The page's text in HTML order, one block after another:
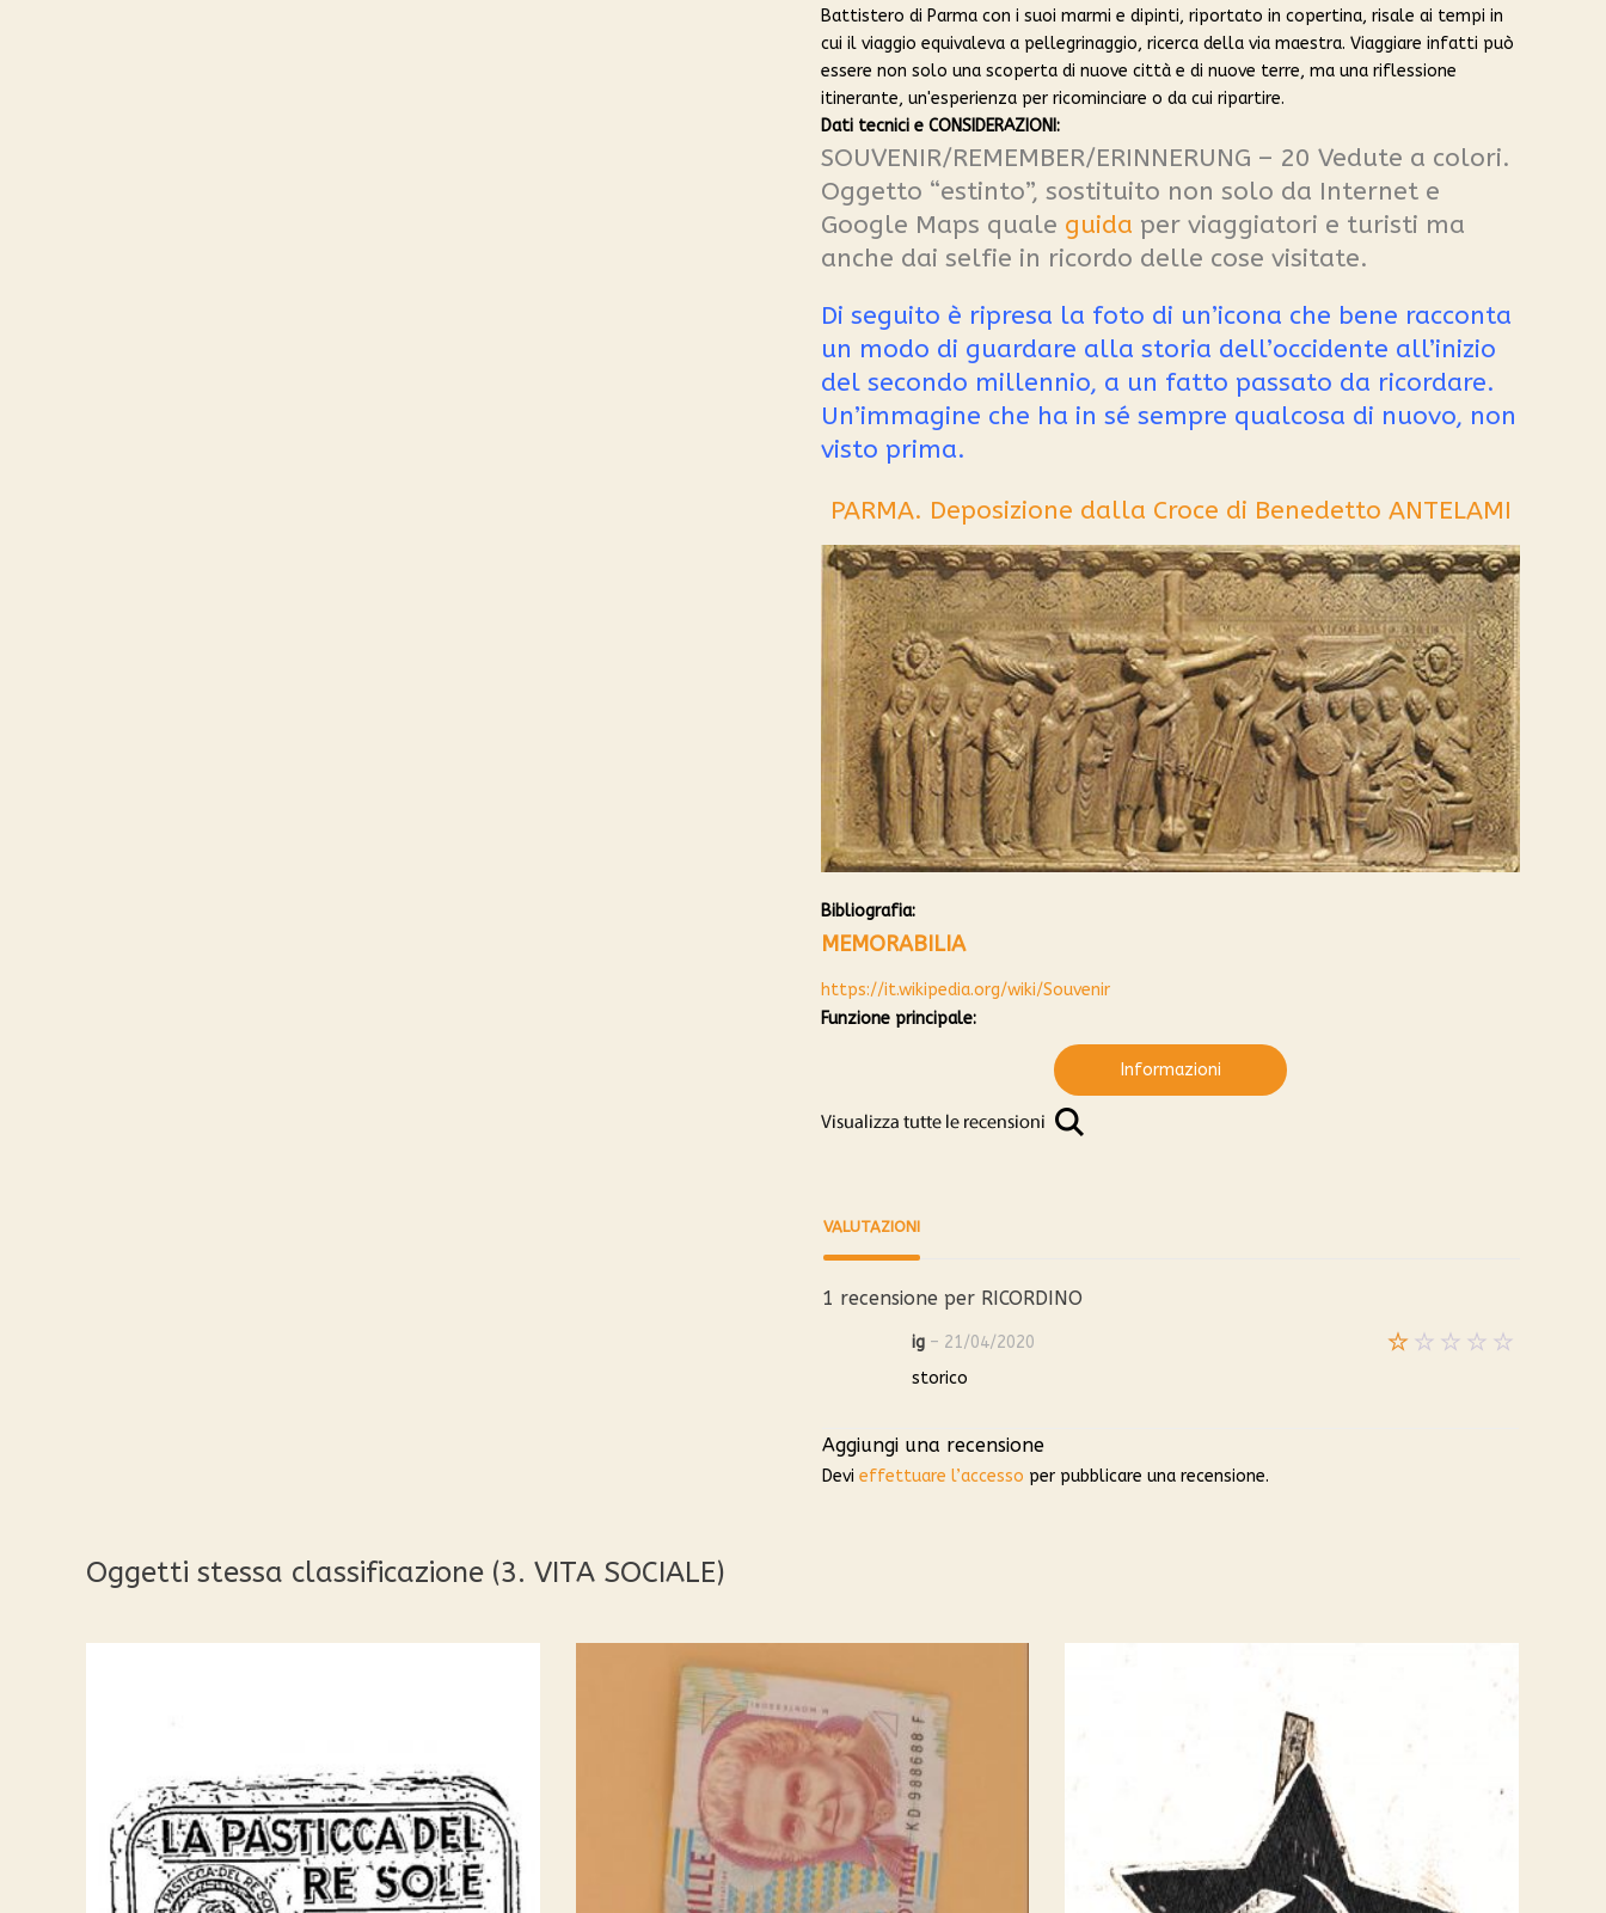
Battistero di Parma con i suoi marmi e dipinti, riportato in copertina, risale ai tempi in
cui il viaggio equivaleva a pellegrinaggio, ricerca della via maestra. Viaggiare infatti può
essere non solo una scoperta di nuove città e di nuove terre, ma una riflessione
itinerante, un'esperienza per ricominciare o da cui ripartire.
Dati tecnici e CONSIDERAZIONI:
SOUVENIR/REMEMBER/ERINNERUNG – 20 Vedute a colori.
Oggetto “estinto”, sostituito non solo da Internet e
Google Maps quale guida per viaggiatori e turisti ma
anche dai selfie in ricordo delle cose visitate.
Di seguito è ripresa la foto di un’icona che bene racconta
un modo di guardare alla storia dell’occidente all’inizio
del secondo millennio, a un fatto passato da ricordare.
Un’immagine che ha in sé sempre qualcosa di nuovo, non
visto prima.
PARMA. Deposizione dalla Croce di Benedetto ANTELAMI
Bibliografia:
MEMORABILIA
https://it.wikipedia.org/wiki/Souvenir
Funzione principale:
Informazioni
VALUTAZIONI
1 recensione per RICORDINO
ig – 21/04/2020
storico
Aggiungi una recensione
Devi effettuare l’accesso per pubblicare una recensione.
Oggetti stessa classificazione (3. VITA SOCIALE)